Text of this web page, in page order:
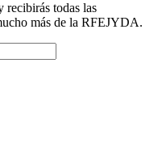
recibirás todas las
más de la RFEJYDA.